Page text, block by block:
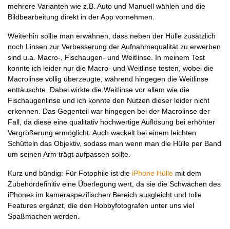
mehrere Varianten wie z.B. Auto und Manuell wählen und die
Bildbearbeitung direkt in der App vornehmen.
Weiterhin sollte man erwähnen, dass neben der Hülle zusätzlich
noch Linsen zur Verbesserung der Aufnahmequalität zu erwerben
sind u.a. Macro-, Fischaugen- und Weitlinse. In meinem Test
konnte ich leider nur die Macro- und Weitlinse testen, wobei die
Macrolinse völlig überzeugte, während hingegen die Weitlinse
enttäuschte. Dabei wirkte die Weitlinse vor allem wie die
Fischaugenlinse und ich konnte den Nutzen dieser leider nicht
erkennen. Das Gegenteil war hingegen bei der Macrolinse der
Fall, da diese eine qualitativ hochwertige Auflösung bei erhöhter
Vergrößerung ermöglicht. Auch wackelt bei einem leichten
Schütteln das Objektiv, sodass man wenn man die Hülle per Band
um seinen Arm trägt aufpassen sollte.
Kurz und bündig: Für Fotophile ist die iPhone Hülle mit dem
Zubehördefinitiv eine Überlegung wert, da sie die Schwächen des
iPhones im kameraspezifischen Bereich ausgleicht und tolle
Features ergänzt, die den Hobbyfotografen unter uns viel
Spaßmachen werden.